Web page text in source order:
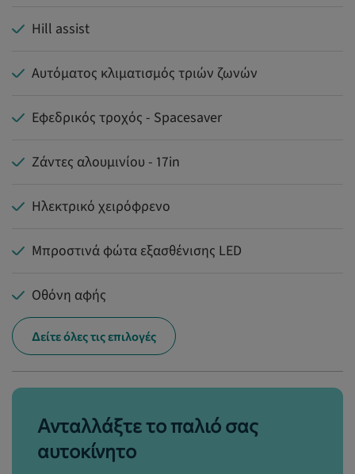
Hill assist
Αυτόματος κλιματισμός τριών ζωνών
Εφεδρικός τροχός - Spacesaver
Ζάντες αλουμινίου - 17in
Ηλεκτρικό χειρόφρενο
Μπροστινά φώτα εξασθένισης LED
Οθόνη αφής
Δείτε όλες τις επιλογές
Ανταλλάξτε το παλιό σας
αυτοκίνητο